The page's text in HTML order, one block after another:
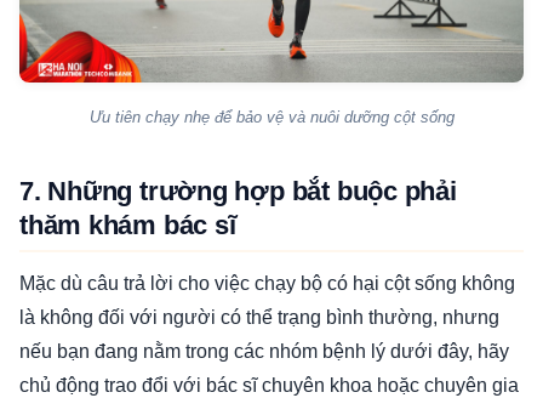
Ưu tiên chạy nhẹ để bảo vệ và nuôi dưỡng cột sống
7. Những trường hợp bắt buộc phải
thăm khám bác sĩ
Mặc dù câu trả lời cho việc chạy bộ có hại cột sống không
là không đối với người có thể trạng bình thường, nhưng
nếu bạn đang nằm trong các nhóm bệnh lý dưới đây, hãy
chủ động trao đổi với bác sĩ chuyên khoa hoặc chuyên gia